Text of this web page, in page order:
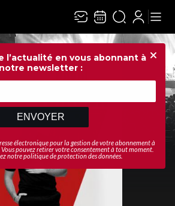
l’actualité en vous abonnant à
notre newsletter :
ENVOYER
électronique pour la gestion de votre abonnement à
. Vous pouvez retirer votre consentement à tout moment.
notrepolitique de protection des données